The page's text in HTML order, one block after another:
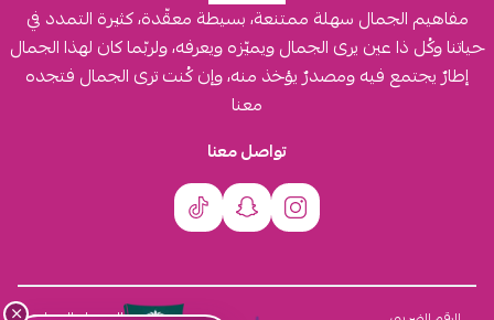
مفاهيم الجمال سهلة ممتنعة، بسيطة معقّدة، كثيرة التمدد في
حياتنا وكُل ذا عين يرى الجمال ويميّزه ويعرفه، ولربّما كان لهذا الجمال
إطارٌ يجتمع فيه ومصدرٌ يؤخذ منه، وإن كُنت ترى الجمال فتجده
معنا
تواصل معنا